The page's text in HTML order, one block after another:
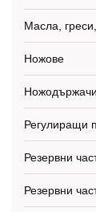
Масла,
Ножове
Регулиращи
Резервни
Резервни